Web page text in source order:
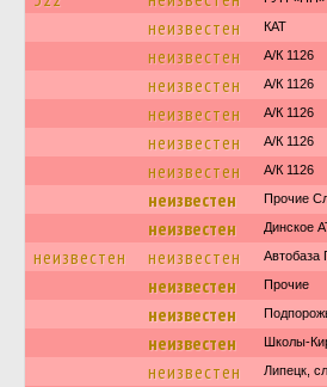
неизвестен КАТ
неизвестен А/К 1126
неизвестен А/К 1126
неизвестен А/К 1126
неизвестен А/К 1126
неизвестен А/К 1126
неизвестен Прочие
неизвестен Динское
неизвестен неизвестен Автобаза
неизвестен Прочие
неизвестен
неизвестен Школы-
неизвестен Липецк,